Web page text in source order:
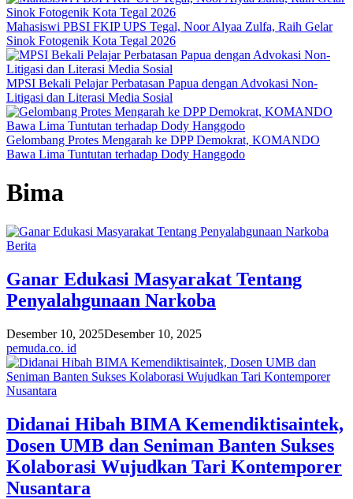
Mahasiswi PBSI FKIP UPS Tegal, Noor Alyaa Zulfa, Raih Gelar
Sinok Fotogenik Kota Tegal 2026
MPSI Bekali Pelajar Perbatasan Papua dengan Advokasi Non-
Litigasi dan Literasi Media Sosial
Gelombang Protes Mengarah ke DPP Demokrat, KOMANDO
Bawa Lima Tuntutan terhadap Dody Hanggodo
Bima
Berita
Ganar Edukasi Masyarakat Tentang
Penyalahgunaan Narkoba
Desember 10, 2025Desember 10, 2025
pemuda.co. id
Didanai Hibah BIMA Kemendiktisaintek,
Dosen UMB dan Seniman Banten Sukses
Kolaborasi Wujudkan Tari Kontemporer
Nusantara